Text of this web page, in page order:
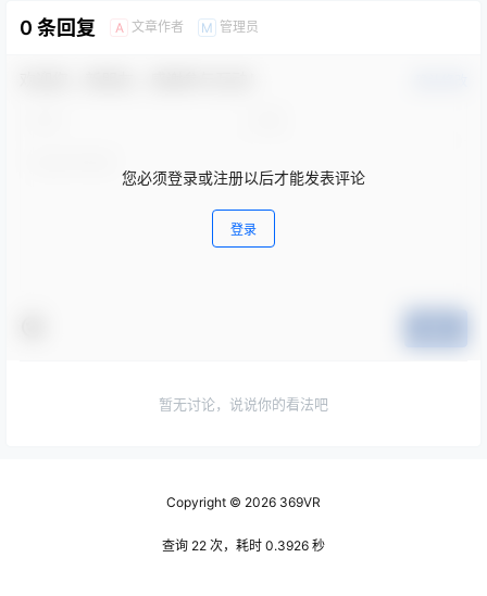
0 条回复 A 文章作者 M 管理员
您必须登录或注册以后才能发表评论
登录
暂无讨论，说说你的看法吧
Copyright © 2026 369VR
查询 22 次，耗时 0.3926 秒